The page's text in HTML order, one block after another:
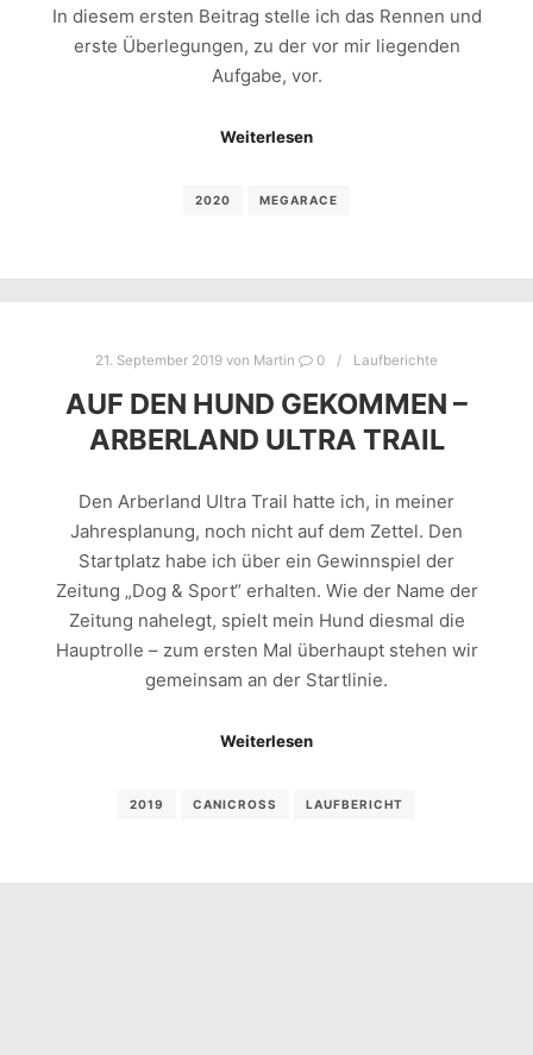
In diesem ersten Beitrag stelle ich das Rennen und
erste Überlegungen, zu der vor mir liegenden
Aufgabe, vor.
Weiterlesen
2020 MEGARACE
21. September 2019 von Martin 0 Laufberichte
AUF DEN HUND GEKOMMEN –
ARBERLAND ULTRA TRAIL
Den Arberland Ultra Trail hatte ich, in meiner
Jahresplanung, noch nicht auf dem Zettel. Den
Startplatz habe ich über ein Gewinnspiel der
Zeitung „Dog & Sport“ erhalten. Wie der Name der
Zeitung nahelegt, spielt mein Hund diesmal die
Hauptrolle – zum ersten Mal überhaupt stehen wir
gemeinsam an der Startlinie.
Weiterlesen
2019 CANICROSS LAUFBERICHT